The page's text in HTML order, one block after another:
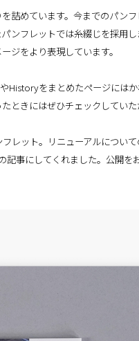
詰めています。今までのパン
ンフレットでは糸綴じを採用
ジをより表現しています。
Historyをまとめたページには
ときにはぜひチェックしていた
レット。リニューアルについ
事にしてくれました。公開を